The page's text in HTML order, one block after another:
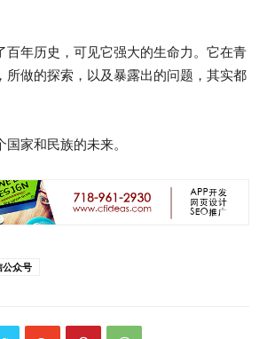
百年历史，可见它强大的生命力。它在青
所做的探索，以及暴露出的问题，其实都
家和民族的未来。
公众号